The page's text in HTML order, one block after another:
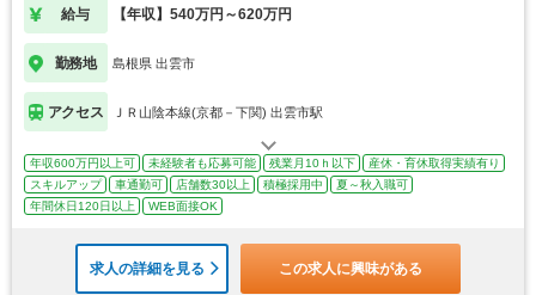
給与 【年収】540万円～620万円
勤務地 島根県 出雲市
アクセス ＪＲ山陰本線(京都－下関) 出雲市駅
年収600万円以上可 未経験者も応募可能 残業月10ｈ以下
産休・育休取得実績有り
スキルアップ
車通勤可 店舗数30以上 積極採用中
夏～秋入職可
年間休日120日以上
WEB面接OK
求人の詳細を見る この求人に興味がある